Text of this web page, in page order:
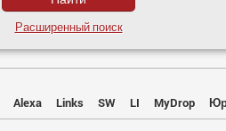
Расширенный поиск
Alexa Links SW LI MyDrop